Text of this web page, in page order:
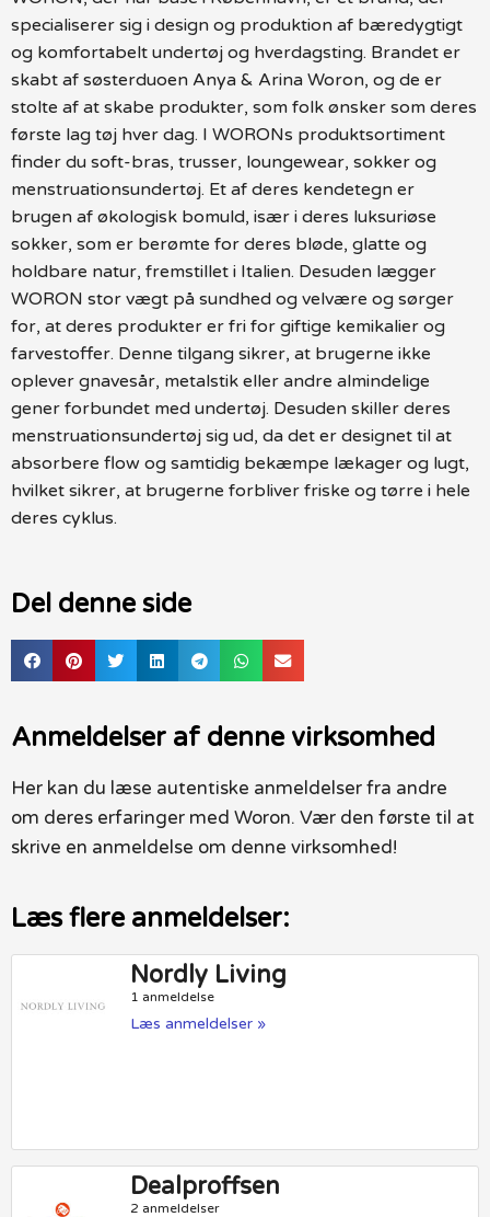
specialiserer sig i design og produktion af bæredygtigt
og komfortabelt undertøj og hverdagsting. Brandet er
skabt af søsterduoen Anya & Arina Woron, og de er
stolte af at skabe produkter, som folk ønsker som deres
første lag tøj hver dag. I WORONs produktsortiment
finder du soft-bras, trusser, loungewear, sokker og
menstruationsundertøj. Et af deres kendetegn er
brugen af økologisk bomuld, især i deres luksuriøse
sokker, som er berømte for deres bløde, glatte og
holdbare natur, fremstillet i Italien. Desuden lægger
WORON stor vægt på sundhed og velvære og sørger
for, at deres produkter er fri for giftige kemikalier og
farvestoffer. Denne tilgang sikrer, at brugerne ikke
oplever gnavesår, metalstik eller andre almindelige
gener forbundet med undertøj. Desuden skiller deres
menstruationsundertøj sig ud, da det er designet til at
absorbere flow og samtidig bekæmpe lækager og lugt,
hvilket sikrer, at brugerne forbliver friske og tørre i hele
deres cyklus.
Del denne side
Anmeldelser af denne virksomhed
Her kan du læse autentiske anmeldelser fra andre
om deres erfaringer med Woron. Vær den første til at
skrive en anmeldelse om denne virksomhed!
Læs flere anmeldelser:
Nordly Living
1 anmeldelse
Læs anmeldelser »
Dealproffsen
2 anmeldelser